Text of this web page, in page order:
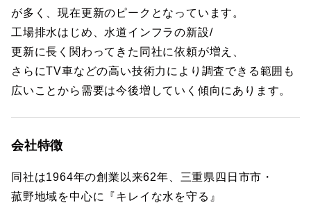
が多く、現在更新のピークとなっています。
工場排水はじめ、水道インフラの新設/
更新に長く関わってきた同社に依頼が増え、
さらにTV車などの高い技術力により調査できる範囲も
広いことから需要は今後増していく傾向にあります。
会社特徴
同社は1964年の創業以来62年、三重県四日市市・
菰野地域を中心に『キレイな水を守る』